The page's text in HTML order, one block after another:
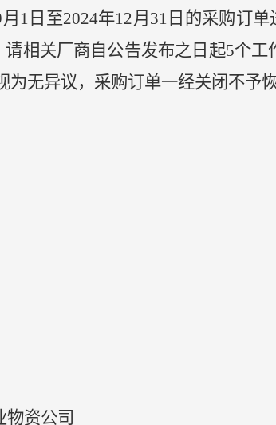
1日至2024年12月31日的采购订
相关厂商自公告发布之日起5个工
无异议，采购订单一经关闭不予恢
物资公司